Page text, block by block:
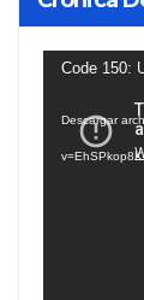
vídeo
Code 150:
Descargar